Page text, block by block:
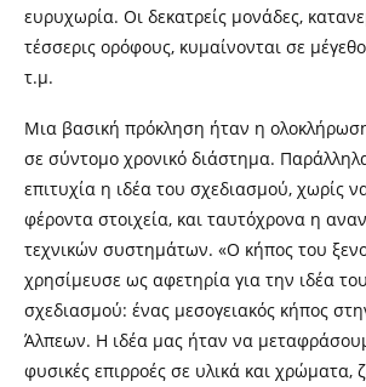
ευρυχωρία. Οι δεκατρείς μονάδες,
τέσσερις ορόφους, κυμαίνονται σε
τ.μ.
Μια βασική πρόκληση ήταν η
σε σύντομο χρονικό διάστημα.
επιτυχία η ιδέα του σχεδιασμού, χωρίς
φέροντα στοιχεία, και ταυτόχρονα η
τεχνικών συστημάτων. «Ο κήπος του
χρησίμευσε ως αφετηρία για την ιδέα
σχεδιασμού: ένας μεσογειακός κήπος
Άλπεων. Η ιδέα μας ήταν να
φυσικές επιρροές σε υλικά και χρώματα,